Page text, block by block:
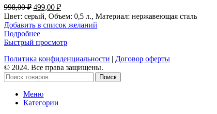
998,00₽ Первоначальная
цена
составляла
998,00 ₽.
499,00 ₽Текущая
цена:
499,00 ₽.
Цвет: серый, Объем: 0,5 л., Материал: нержавеющая сталь
Добавить в список желаний
Подробнее
Быстрый просмотр
Политика конфиденциальности | Договор оферты
© 2024. Все права защищены.
Поиск
Меню
Категории